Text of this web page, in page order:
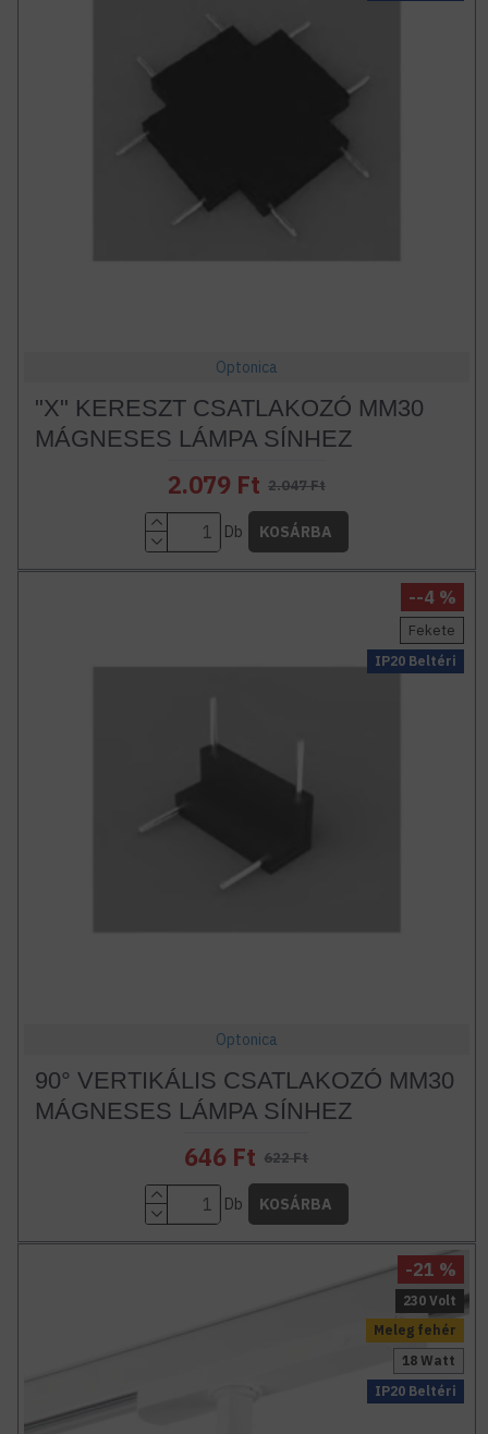
Optonica
"X" KERESZT CSATLAKOZÓ MM30
MÁGNESES LÁMPA SÍNHEZ
2.079 Ft 2.047 Ft
Db KOSÁRBA
IP20 Beltéri
Fekete
--4 %
Optonica
90° VERTIKÁLIS CSATLAKOZÓ MM30
MÁGNESES LÁMPA SÍNHEZ
646 Ft 622 Ft
Db KOSÁRBA
Meleg fehér
IP20 Beltéri
18 Watt
230 Volt
-21 %